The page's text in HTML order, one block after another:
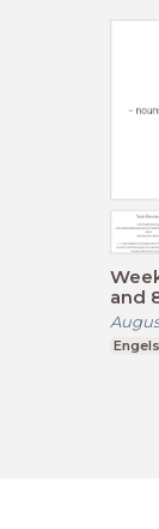
and
Engels